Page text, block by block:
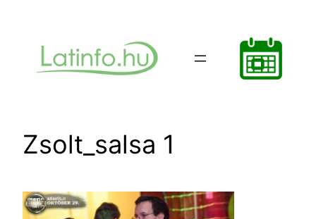
tartalomhoz
Zsolt_salsa 1